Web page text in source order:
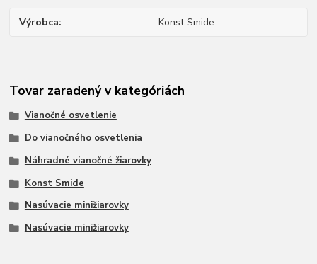
Výrobca Konst Smide
Tovar zaradený v kategóriách
Vianočné osvetlenie
Do vianočného osvetlenia
Náhradné vianočné žiarovky
Konst Smide
Nasúvacie minižiarovky
Nasúvacie minižiarovky